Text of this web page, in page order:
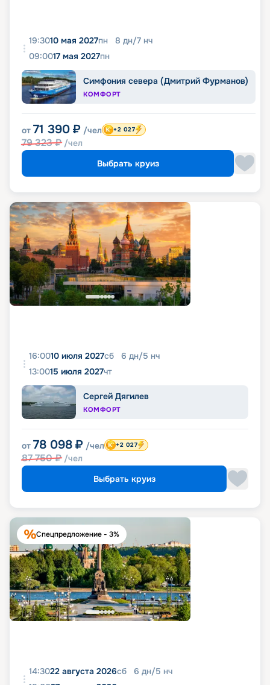
19:3010 мая 2027пн 8 дн/7 нч
09:0017 мая 2027пн
Симфония севера (Дмитрий Фурманов)
КОМФОРТ
от 71 390 ₽ /чел
79 323₽ /чел
+2 027
Выбрать круиз
16:0010 июля 2027сб 6 дн/5 нч
13:0015 июля 2027чт
Сергей Дягилев
КОМФОРТ
от 78 098 ₽ /чел
87 750₽ /чел
+2 027
Выбрать круиз
Спецпредложение - 3%
14:3022 августа 2026сб 6 дн/5 нч